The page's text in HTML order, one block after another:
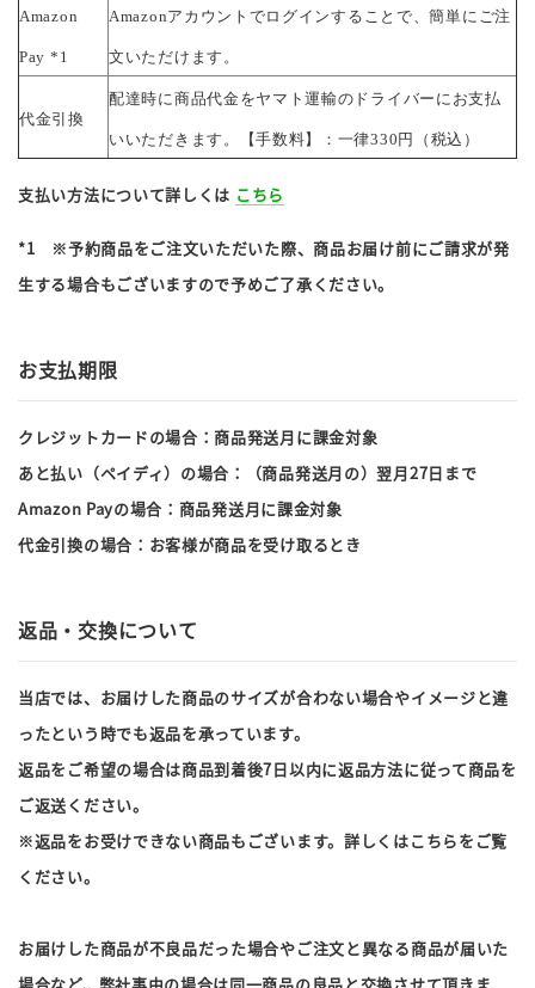
Amazon
Pay *1
Amazonアカウントでログインすることで、簡単にご注
文いただけます。
代金引換
配達時に商品代金をヤマト運輸のドライバーにお支払
いいただきます。【手数料】：一律330円（税込）
支払い方法について詳しくは こちら
*1 ※予約商品をご注文いただいた際、商品お届け前にご請求が発
生する場合もございますので予めご了承ください。
お支払期限
クレジットカードの場合：商品発送月に課金対象
あと払い（ペイディ）の場合：（商品発送月の）翌月27日まで
Amazon Payの場合：商品発送月に課金対象
代金引換の場合：お客様が商品を受け取るとき
返品・交換について
当店では、お届けした商品のサイズが合わない場合やイメージと違
ったという時でも返品を承っています。
返品をご希望の場合は商品到着後7日以内に返品方法に従って商品を
ご返送ください。
※返品をお受けできない商品もございます。詳しくはこちらをご覧
ください。
お届けした商品が不良品だった場合やご注文と異なる商品が届いた